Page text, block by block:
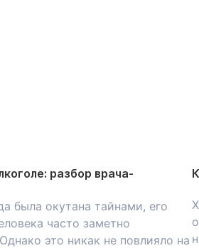
разбор врача-
была окутана тайнами, его
часто заметно
это никак не повлияло на